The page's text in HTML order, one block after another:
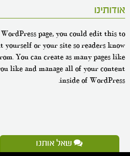
אודותינו
page, you could edit this to
or your site so readers know
You can create as many pages like
like and manage all of your content
inside of WordPress.
שאל אותנו